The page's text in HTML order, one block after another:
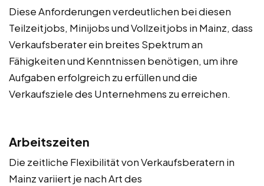
Diese Anforderungen verdeutlichen bei diesen
Teilzeitjobs, Minijobs und Vollzeitjobs in Mainz, dass
Verkaufsberater ein breites Spektrum an
Fähigkeiten und Kenntnissen benötigen, um ihre
Aufgaben erfolgreich zu erfüllen und die
Verkaufsziele des Unternehmens zu erreichen.
Arbeitszeiten
Die zeitliche Flexibilität von Verkaufsberatern in
Mainz variiert je nach Art des